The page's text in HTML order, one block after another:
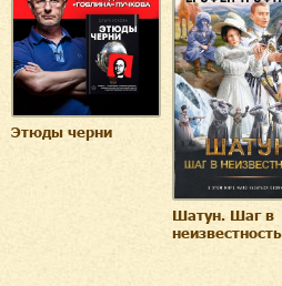
Этюды черни
Шатун. Шаг в
неизвестность